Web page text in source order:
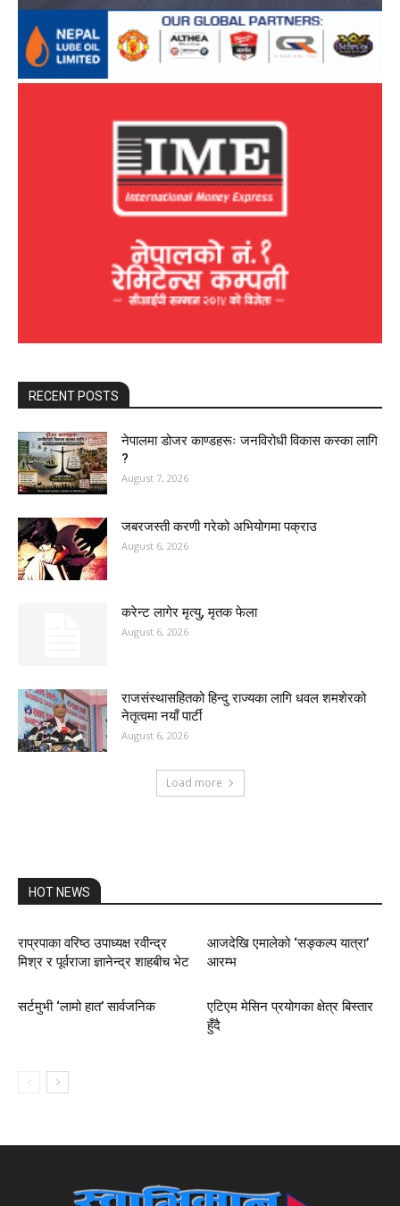
RECENT POSTS
नेपालमा डोजर काण्डहरूः जनविरोधी विकास कस्का लागि
?
August 7, 2026
जबरजस्ती करणी गरेको अभियोगमा पक्राउ
August 6, 2026
करेन्ट लागेर मृत्यु, मृतक फेला
August 6, 2026
राजसंस्थासहितको हिन्दु राज्यका लागि धवल शमशेरको
नेतृत्वमा नयाँ पार्टी
August 6, 2026
Load more
HOT NEWS
राप्रपाका वरिष्ठ उपाध्यक्ष रवीन्द्र
मिश्र र पूर्वराजा ज्ञानेन्द्र शाहबीच भेट
आजदेखि एमालेको ‘सङ्कल्प यात्रा’
आरम्भ
सर्टमुभी ‘लामो हात’ सार्वजनिक
एटिएम मेसिन प्रयोगका क्षेत्र बिस्तार
हुँदै